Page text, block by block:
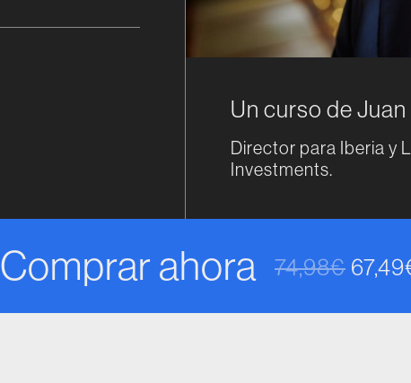
Un curso de
Director para Iberia y
Investments.
Comprar ahora 74,98€ El
67,49
El